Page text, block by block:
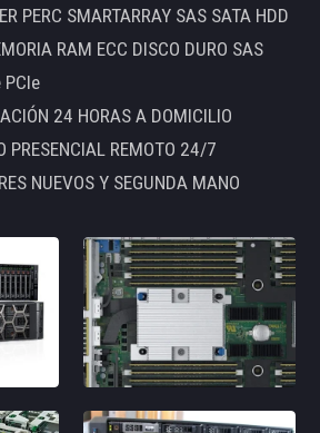
PERC SMARTARRAY SAS SATA HDD
RAM ECC DISCO DURO SAS
PCIe
24 HORAS A DOMICILIO
PRESENCIAL REMOTO 24/7
NUEVOS Y SEGUNDA MANO